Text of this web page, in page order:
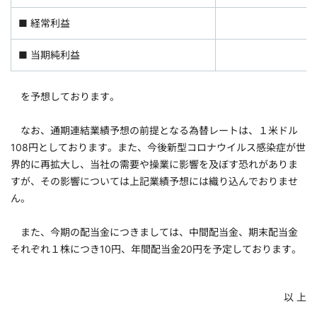
■ 経常利益
■ 当期純利益
を予想しております。
なお、通期連結業績予想の前提となる為替レートは、１米ドル
108円としております。また、今後新型コロナウイルス感染症が世
界的に再拡大し、当社の需要や操業に影響を及ぼす恐れがありま
すが、その影響については上記業績予想には織り込んでおりませ
ん。
また、今期の配当金につきましては、中間配当金、期末配当金
それぞれ１株につき10円、年間配当金20円を予定しております。
以 上